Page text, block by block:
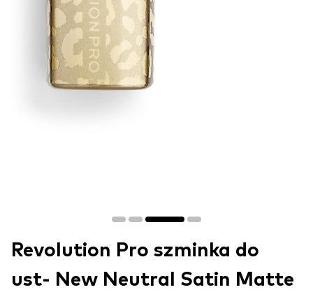
Revolution Pro szminka do
ust- New Neutral Satin Matte